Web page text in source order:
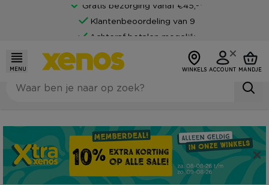
Gratis bezorging vanaf €45,-*
Klantenbeoordeling van 9
Achteraf betalen mogelijk
MENU WINKELS ACCOUNT MANDJE